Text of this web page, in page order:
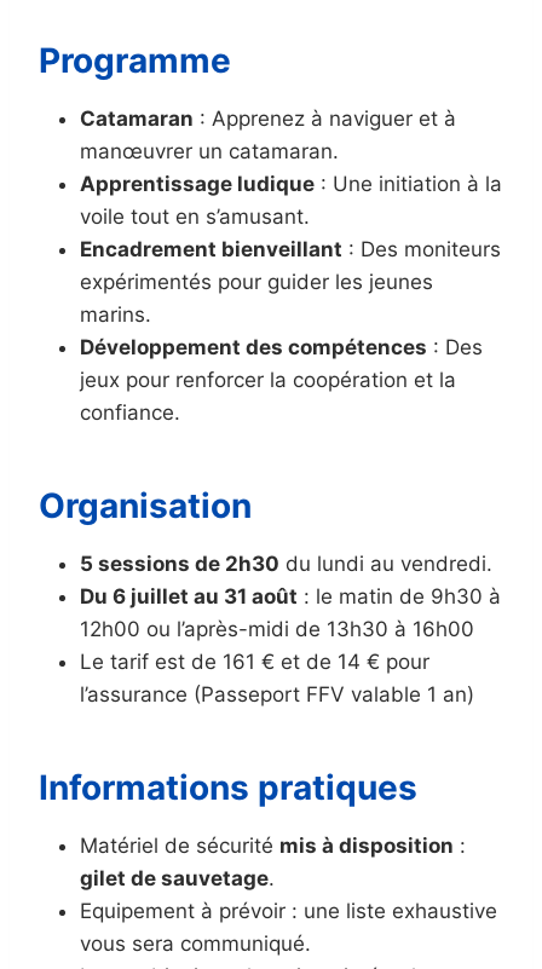
Programme
Catamaran : Apprenez à naviguer et à
manœuvrer un catamaran.
Apprentissage ludique : Une initiation à la
voile tout en s’amusant.
Encadrement bienveillant : Des moniteurs
expérimentés pour guider les jeunes
marins.
Développement des compétences : Des
jeux pour renforcer la coopération et la
confiance.
Organisation
5 sessions de 2h30 du lundi au vendredi.
Du 6 juillet au 31 août : le matin de 9h30 à
12h00 ou l’après-midi de 13h30 à 16h00
Le tarif est de 161 € et de 14 € pour
l’assurance (Passeport FFV valable 1 an)
Informations pratiques
Matériel de sécurité mis à disposition :
gilet de sauvetage.
Equipement à prévoir : une liste exhaustive
vous sera communiqué.